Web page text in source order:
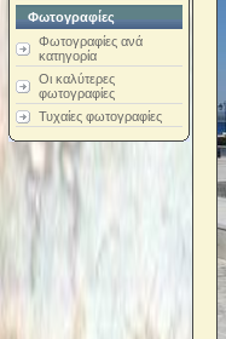
Φωτογραφίες
Φωτογραφίες ανά
κατηγορία
Οι καλύτερες
φωτογραφίες
Τυχαίες φωτογραφίες